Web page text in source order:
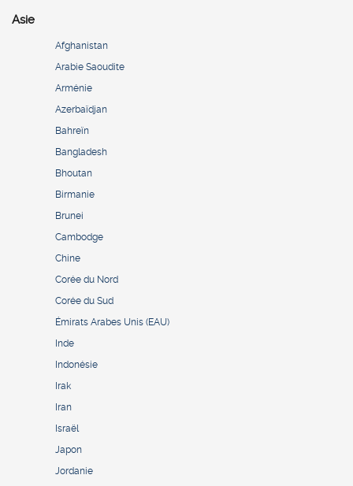
Asie
Afghanistan
Arabie Saoudite
Arménie
Azerbaïdjan
Bahreïn
Bangladesh
Bhoutan
Birmanie
Brunei
Cambodge
Chine
Corée du Nord
Corée du Sud
Émirats Arabes Unis (EAU)
Inde
Indonésie
Irak
Iran
Israël
Japon
Jordanie